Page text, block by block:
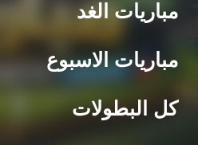
مباريات الغد
مباريات الاسبوع
كل البطولات